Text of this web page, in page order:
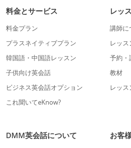
料金とサービス
料金プラン
プラスネイティブプラン
韓国語・中国語レッスン
子供向け英会話
ビジネス英会話オプション
これ聞いてeKnow?
レッ
講師に
レッ
予約・
教材
レッス
DMM英会話について お客